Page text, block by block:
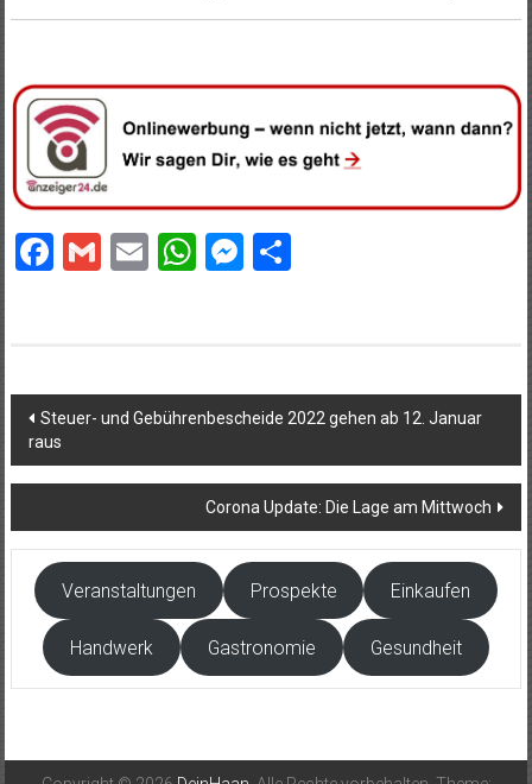
Facebook
Gmail
EmailWhatsApp
Messenger
Teilen
Beitragsnavigation
Steuer- und Gebührenbescheide 2022 gehen ab 12. Januar
raus
Corona Update: Die Lage am Mittwoch
Veranstaltungen Prospekte Einkaufen
Handwerk Gastronomie Gesundheit